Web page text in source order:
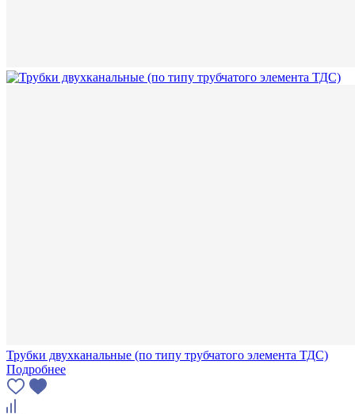
Трубки двухканальные (по типу трубчатого элемента ТДС)
Подробнее